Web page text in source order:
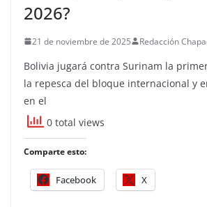
2026?
21 de noviembre de 2025 Redacción
Bolivia jugará contra Surinam la
la repesca del bloque internacional y
en el
0 total views
Comparte esto:
Facebook X